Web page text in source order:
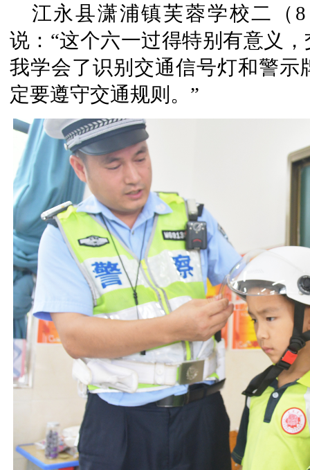
江永县潇浦镇芙蓉学校二（
说：“这个六一过得特别有意义
我学会了识别交通信号灯和警
定要遵守交通规则。”